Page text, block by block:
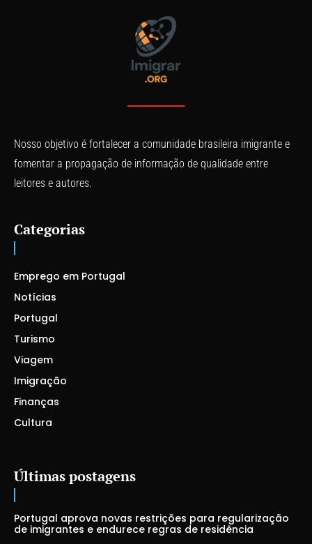
Nosso objetivo é fortalecer a comunidade brasileira imigrante e
fomentar a propagação de informação de qualidade entre
leitores e autores.
Categorias
Emprego em Portugal
Notícias
Portugal
Turismo
Viagem
Imigração
Finanças
Cultura
Últimas postagens
Portugal aprova novas restrições para regularização
de imigrantes e endurece regras de residência